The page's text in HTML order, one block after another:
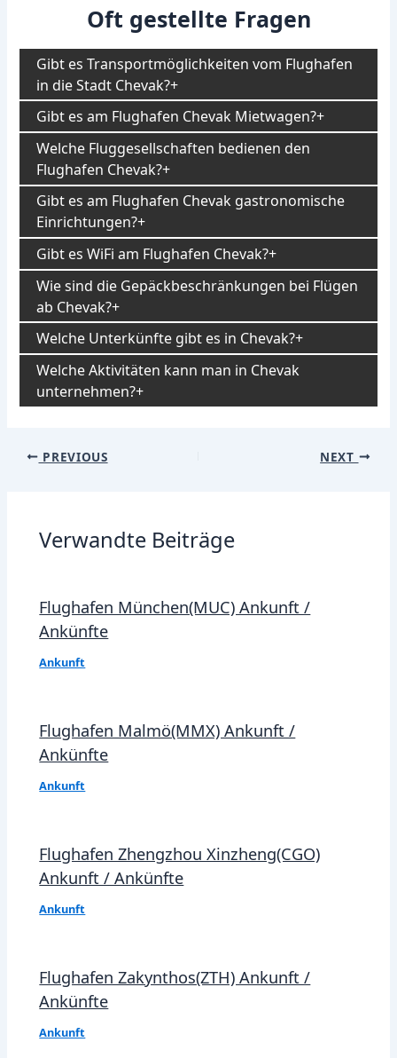
Oft gestellte Fragen
Gibt es Transportmöglichkeiten vom Flughafen
in die Stadt Chevak?
Gibt es am Flughafen Chevak Mietwagen?
Welche Fluggesellschaften bedienen den
Flughafen Chevak?
Gibt es am Flughafen Chevak gastronomische
Einrichtungen?
Gibt es WiFi am Flughafen Chevak?
Wie sind die Gepäckbeschränkungen bei Flügen
ab Chevak?
Welche Unterkünfte gibt es in Chevak?
Welche Aktivitäten kann man in Chevak
unternehmen?
Post
PREVIOUS NEXT
Verwandte Beiträge
Flughafen München(MUC) Ankunft /
Ankünfte
Ankunft
Flughafen Malmö(MMX) Ankunft /
Ankünfte
Ankunft
Flughafen Zhengzhou Xinzheng(CGO)
Ankunft / Ankünfte
Ankunft
Flughafen Zakynthos(ZTH) Ankunft /
Ankünfte
Ankunft